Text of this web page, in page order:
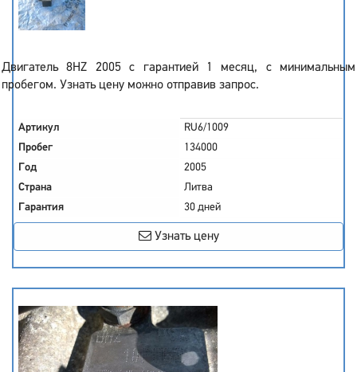
Двигатель 8HZ 2005 с гарантией 1 месяц, с минимальным
пробегом. Узнать цену можно отправив запрос.
Артикул
RU6/1009
Пробег
134000
Год
2005
Страна
Литва
Гарантия
30 дней
Узнать цену